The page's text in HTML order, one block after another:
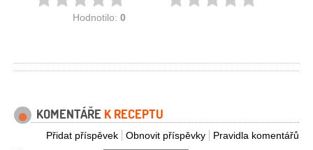
Hodnotilo: 0
KOMENTÁŘE K RECEPTU
Pravidla komentářů
Obnovit příspěvky
Přidat příspěvek